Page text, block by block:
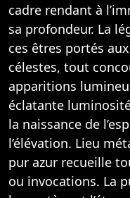
cadre rendant à
sa profondeur. La
ces êtres portés
célestes, tout
apparitions
éclatante
la naissance de
l’élévation. Lieu
pur azur recueille
ou invocations. La